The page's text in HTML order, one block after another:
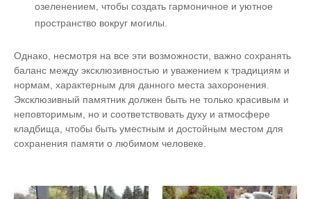
озеленением, чтобы создать гармоничное и уютное
пространство вокруг могилы.
Однако, несмотря на все эти возможности, важно сохранять
баланс между эксклюзивностью и уважением к традициям и
нормам, характерным для данного места захоронения.
Эксклюзивный памятник должен быть не только красивым и
неповторимым, но и соответствовать духу и атмосфере
кладбища, чтобы быть уместным и достойным местом для
сохранения памяти о любимом человеке.